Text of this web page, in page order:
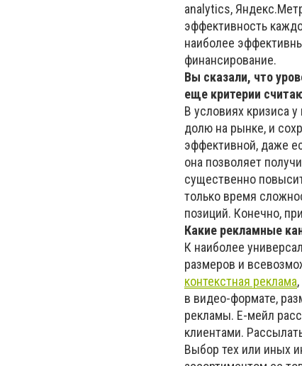
analytics,
эффективность
наиболее
финансирование.
Вы сказали, что
еще критерии
В условиях кризиса
долю на рынке, и
эффективной, даже
она позволяет
существенно
только время
позиций. Конечно,
Какие рекламные
К наиболее
размеров и
контекстная реклама
в видео-формате,
рекламы. Е-мейл
клиентами.
Выбор тех или иных